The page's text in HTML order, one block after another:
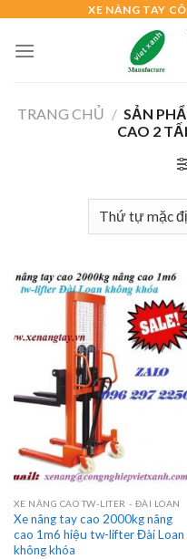
content
XE NÂNG TAY
TRANG CHỦ / SẢN
CAO 2
XE NÂNG CAO TW-LITER - ĐÀI LOAN
Xe nâng tay cao 2000kg nâng
cao 1m6 hiệu tw-lifter Đài Loan
không khóa